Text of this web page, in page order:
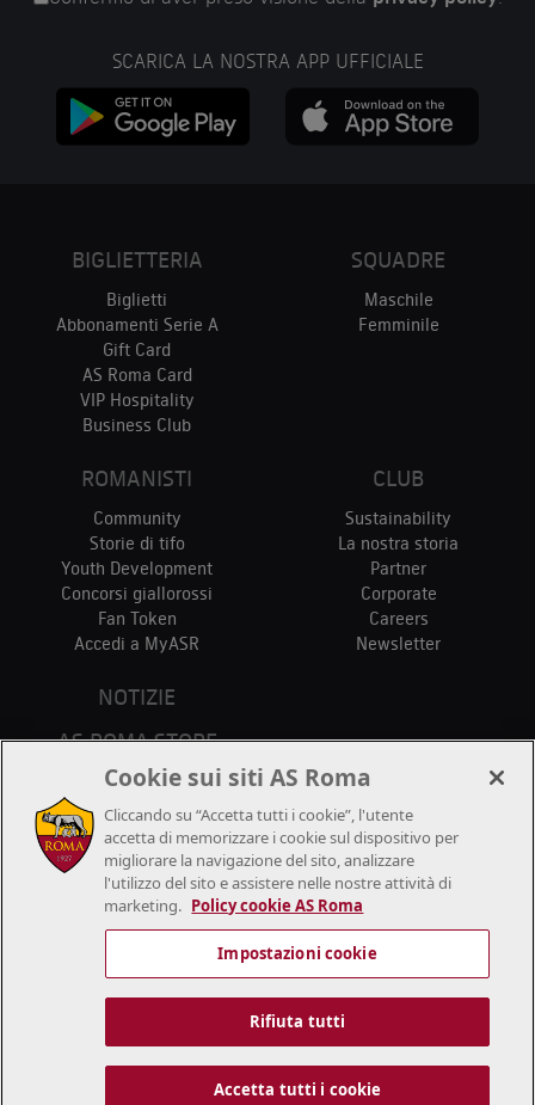
SCARICA LA NOSTRA APP UFFICIALE
BIGLIETTERIA
Biglietti
Abbonamenti Serie A
Gift Card
AS Roma Card
VIP Hospitality
Business Club
SQUADRE
Maschile
Femminile
ROMANISTI
Community
Storie di tifo
Youth Development
Concorsi giallorossi
Fan Token
Accedi a MyASR
CLUB
Sustainability
La nostra storia
Partner
Corporate
Careers
Newsletter
NOTIZIE
AS ROMA STORE
PUNTI VENDITA
STADIO
CONTATTACI
© 2018/2026 A.S.Roma S.r.l. – P.IVA 01180281006 - tutti i diritti
riservati. I nomi AS Roma, i loghi e le immagini sono marchi registrati
o non registrati di A.S. Roma S.r.l. Tutti gli altri marchi possono essere
di proprietà dei rispettivi titolari.
Informativa Privacy
Termini e Condizioni
Cookie sui siti AS Roma
Cliccando su “Accetta tutti i cookie”, l'utente
accetta di memorizzare i cookie sul dispositivo per
migliorare la navigazione del sito, analizzare
l'utilizzo del sito e assistere nelle nostre attività di
marketing. Policy cookie AS Roma
Impostazioni cookie
Rifiuta tutti
Accetta tutti i cookie